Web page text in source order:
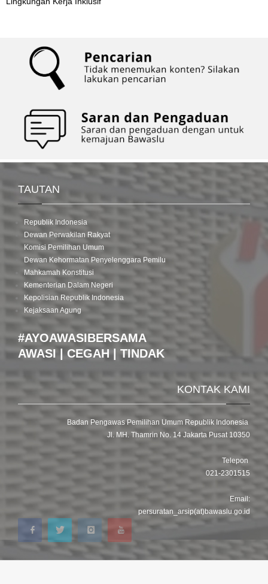
TAUTAN
Republik Indonesia
Dewan Perwakilan Rakyat
Komisi Pemilihan Umum
Dewan Kehormatan Penyelenggara Pemilu
Mahkamah Konstitusi
Kementerian Dalam Negeri
Kepolisian Republik Indonesia
Kejaksaan Agung
#AYOAWASIBERSAMA
AWASI | CEGAH | TINDAK
KONTAK KAMI
Badan Pengawas Pemilihan Umum Republik Indonesia
Jl. MH. Thamrin No. 14 Jakarta Pusat 10350
Telepon
021-2301515
Email:
persuratan_arsip(at)bawaslu.go.id